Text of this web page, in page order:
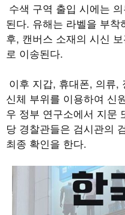
수색 구역 출입 시에는
된다. 유해는 라벨을 부
후, 캔버스 소재의 시신
로 이송된다.
이후 지갑, 휴대폰, 의류,
신체 부위를 이용하여 신
우 정부 연구소에서 지문
당 경찰관들은 검시관의
최종 확인을 한다.